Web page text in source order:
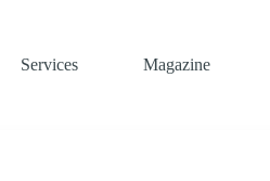
Services Magazine